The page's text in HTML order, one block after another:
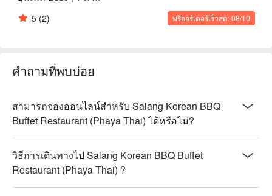
5 (2) พรีออร์เดอร์เร็วสุด: 08/10
คำถามที่พบบ่อย
สามารถจองออนไลน์สำหรับ Salang Korean BBQ
Buffet Restaurant (Phaya Thai) ได้หรือไม่?
วิธีการเดินทางไป Salang Korean BBQ Buffet
Restaurant (Phaya Thai) ?